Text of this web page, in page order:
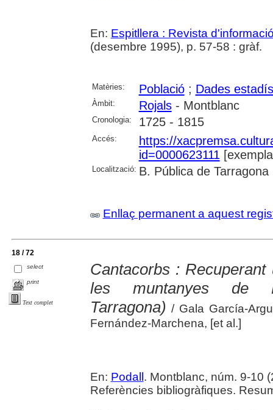
En: Espitllera : Revista
(desembre 1995), p. 57-58 : gràf.
Matèries: Població; Dades
Àmbit: Rojals- Montblanc
Cronologia: 1725 - 1815
Accés:
https://
id=0000623111
Localització: B. Pública de Tarragona
Enllaç permanent a aquest
18 / 72
select
print
Text complet
Cantacorbs :
les muntanyes de
Tarragona) / Gala García-
Fernández-Marchena, [et al.]
En: Podall . Montblanc, núm. 9-10
Referències bibliogràfiques.